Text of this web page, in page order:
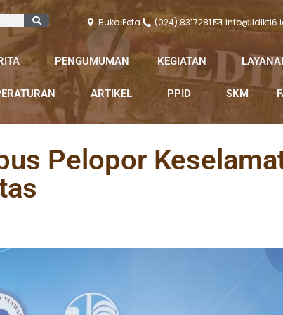
Buka Peta (024) 8317281
PENGUMUMAN KEGIATAN
ARTIKEL PPID SKM
Pelopor